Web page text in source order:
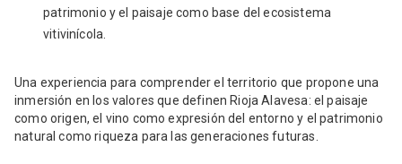
patrimonio y el paisaje como base del ecosistema
vitivinícola.
Una experiencia para comprender el territorio que propone una
inmersión en los valores que definen Rioja Alavesa: el paisaje
como origen, el vino como expresión del entorno y el patrimonio
natural como riqueza para las generaciones futuras.